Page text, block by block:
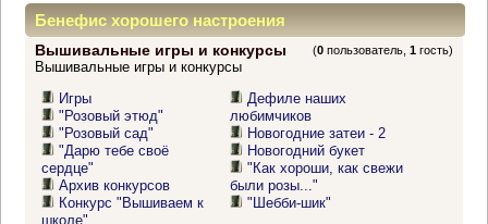
Бенефис хорошего настроения
Вышивальные игры и конкурсы (0 пользователь,1 гость)
Вышивальные игры и конкурсы
Игры
"Розовый этюд"
"Розовый сад"
"Дарю тебе своё
сердце"
Архив конкурсов
Конкурс "Вышиваем к
школе"
Дефиле наших
любимчиков
Новогодние затеи - 2
Новогодний букет
"Как хороши, как свежи
были розы..."
"Шебби-шик"